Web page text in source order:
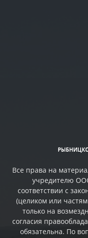
Все права на
учредителю
соответствии с
(целиком или
только на
согласия
обязательна. По